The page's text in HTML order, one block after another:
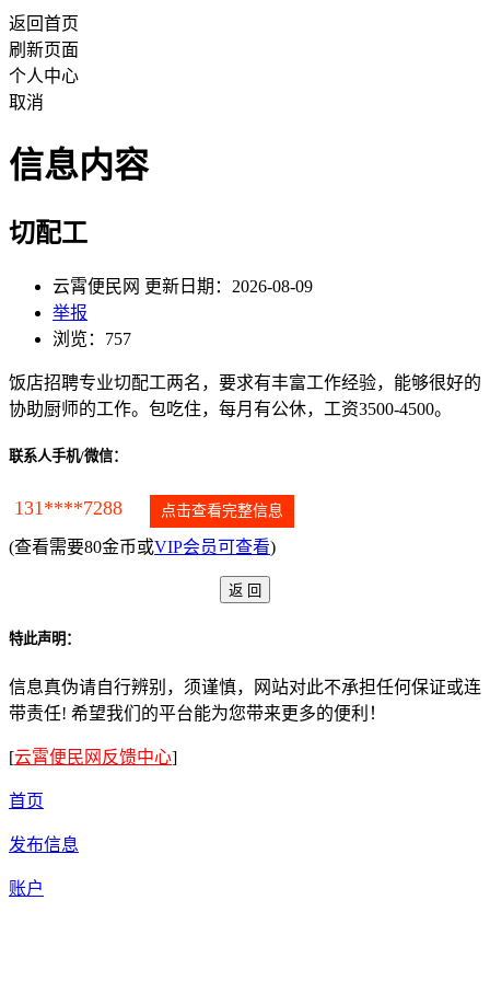
返回首页
刷新页面
个人中心
取消
信息内容
切配工
云霄便民网 更新日期：2026-08-09
举报
浏览：757
饭店招聘专业切配工两名，要求有丰富工作经验，能够很好的
协助厨师的工作。包吃住，每月有公休，工资3500-4500。
联系人手机/微信：
131****7288 点击查看完整信息
(查看需要80金币或VIP会员可查看)
特此声明：
信息真伪请自行辨别，须谨慎，网站对此不承担任何保证或连
带责任! 希望我们的平台能为您带来更多的便利！
[云霄便民网反馈中心]
首页
发布信息
账户